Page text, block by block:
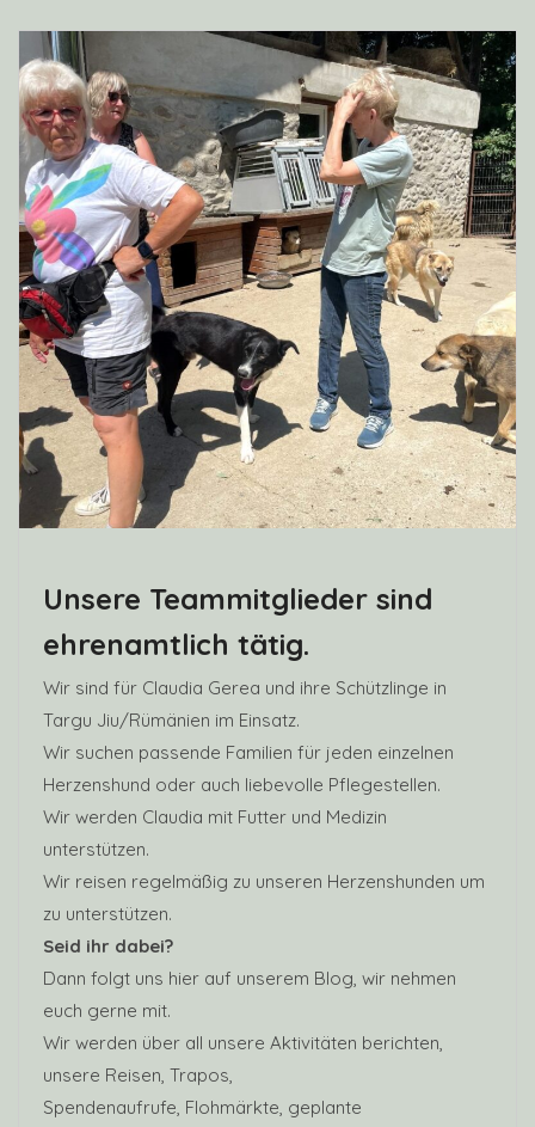
Ereth und Demski bis Kontakt. „Es ist immer ein harter
Moment, wenn ein Hund auszieht, da sind wir beide
sehr traurig“, sagt der 58-Jährige wehmütig. Doch
wichtiger sei der positive Aspekt, denn wenn ein Hund
zu einem guten Platz vermittelt wurde, kann wieder
einer mehr nach Deutschland in die Pflegestelle
kommen und in ein glückliches Leben starten.
Obwohl die Pflegehunde Arbeit und auch
Einschränkungen für Erna Ereth und Andreas Demski
bedeuten, gehören sie zur Familie und sind fast immer
mit dabei. Für den Verein übernehmen die beiden die
Abholung und die Lagerung von Futterspenden und
auch die Anmeldung der Tiere beim Haustierregister
Tasso.
Außerdem führt Ereth Platzkontrollen in der
Umgebung durch, bevor die Hunde dann an die
keinen Verdienst, aber dafür viel fürs Herz“, erklären
aus Rumänien freuen.
Vielleicht überlegt ihr Pflegestelle zu werden oder
einen Hund zu adoptieren? Vielleicht seid ihr aber
einfach neugierig auf die Hunde?
Meldet euch bei Interesse per PN bei uns und seid ab
nächster Woche mit dabei.
Eurer Team von
Claudias Herzenshunde e.V.
Unsere Teammitglieder sind
ehrenamtlich tätig.
Wir sind für Claudia Gerea und ihre Schützlinge in
Targu Jiu/Rümänien im Einsatz.
Wir suchen passende Familien für jeden einzelnen
Herzenshund oder auch liebevolle Pflegestellen.
Wir werden Claudia mit Futter und Medizin
unterstützen.
Wir reisen regelmäßig zu unseren Herzenshunden um
zu unterstützen.
Seid ihr dabei?
Dann folgt uns hier auf unserem Blog, wir nehmen
euch gerne mit.
Wir werden über all unsere Aktivitäten berichten,
unsere Reisen, Trapos,
Spendenaufrufe, Flohmärkte, geplante